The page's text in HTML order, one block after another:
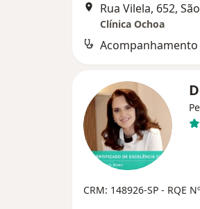
Rua Vilela, 652,
Clínica Ochoa
CRM: 148926-SP - RQE